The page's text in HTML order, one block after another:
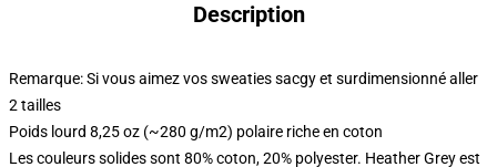
Description
Remarque: Si vous aimez vos sweaties sacgy et surdimensionné aller
2 tailles
Poids lourd 8,25 oz (~280 g/m2) polaire riche en coton
Les couleurs solides sont 80% coton, 20% polyester. Heather Grey est